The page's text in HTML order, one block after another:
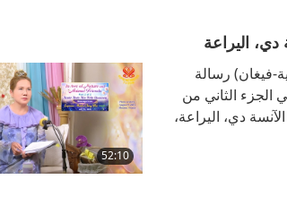
52:10
فيغان) رسالة
الجزء الثاني من
دي، اليراعة،
سؤال وجهته إليه